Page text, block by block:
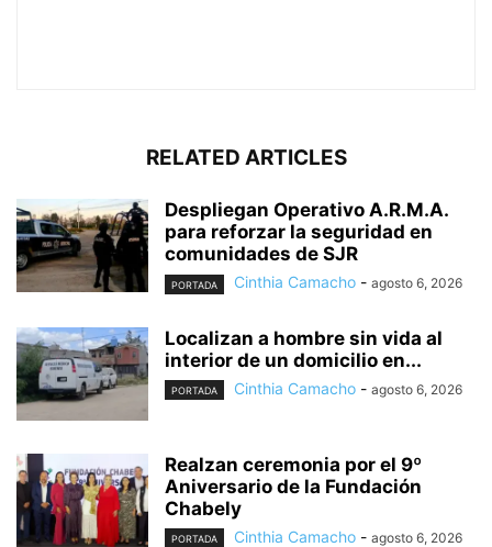
RELATED ARTICLES
Despliegan Operativo A.R.M.A.
para reforzar la seguridad en
comunidades de SJR
PORTADA Cinthia Camacho - agosto 6, 2026
Localizan a hombre sin vida al
interior de un domicilio en...
PORTADA Cinthia Camacho - agosto 6, 2026
Realzan ceremonia por el 9º
Aniversario de la Fundación
Chabely
PORTADA Cinthia Camacho - agosto 6, 2026